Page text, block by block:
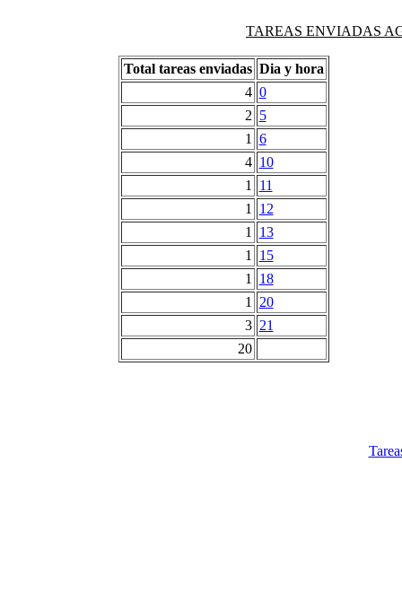
TAREAS ENVIADAS
Total tareas enviadas Dia y hora
4 0
2 5
1
6
4 10
1
11
1
12
1
13
1
15
1
18
1
20
3 21
20